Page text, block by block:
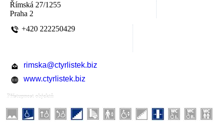
Římská 27/1255
Praha 2
+420 222250429
rimska@ctyrlistek.biz
www.ctyrlistek.biz
Přístupnost objektů